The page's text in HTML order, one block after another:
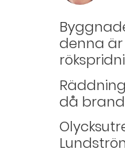
denna
då